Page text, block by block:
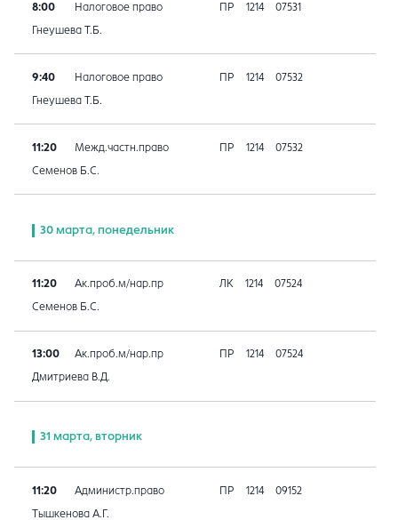
8:00 Налоговое право ПР 1214 07531
Гнеушева Т.Б.
9:40 Налоговое право ПР 1214 07532
Гнеушева Т.Б.
11:20 Межд.частн.право ПР 1214 07532
Семенов Б.С.
30 марта, понедельник
11:20 Ак.проб.м/нар.пр ЛК 1214 07524
Семенов Б.С.
13:00 Ак.проб.м/нар.пр ПР 1214 07524
Дмитриева В.Д.
31 марта, вторник
11:20 Администр.право ПР 1214 09152
Тышкенова А.Г.